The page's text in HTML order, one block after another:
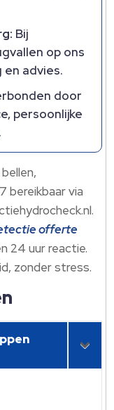
Bij
op ons
advies.
door
persoonlijke
bereikbaar via
offerte
24 uur reactie.
zonder stress.